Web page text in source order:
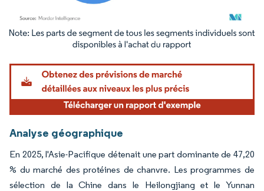
Image © Mordor Intelligence. La réutilisation nécessite une attribution sous CC BY
Analyse géographique
En 2025, l'Asie-Pacifique détenait une part dominante de 47,20
% du marché des protéines de chanvre. Les programmes de
sélection de la Chine dans le Heilongjiang et le Yunnan